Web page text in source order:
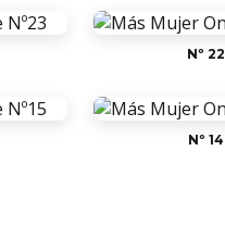
Nº 22
Nº 14